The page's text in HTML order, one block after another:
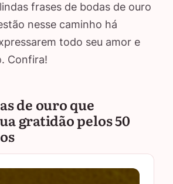
frases de bodas de ouro
nesse caminho há
todo seu amor e
Confira!
de ouro que
gratidão pelos 50